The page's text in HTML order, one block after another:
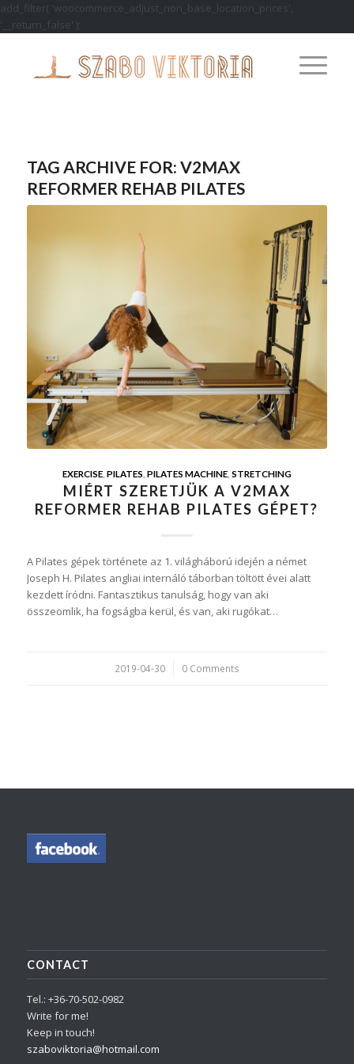
add_filter( 'woocommerce_adjust_non_base_location_prices',
'__return_false' );
TAG ARCHIVE FOR: V2MAX
REFORMER REHAB PILATES
EXERCISE, PILATES, PILATES MACHINE, STRETCHING
MIÉRT SZERETJÜK A V2MAX
REFORMER REHAB PILATES GÉPET?
A Pilates gépek története az 1. világháború idején a német
Joseph H. Pilates angliai internáló táborban töltött évei alatt
kezdett íródni. Fantasztikus tanulság, hogy van aki
összeomlik, ha fogságba kerül, és van, aki rugókat…
2019-04-30
/ 0 Comments
CONTACT
Tel.: +36-70-502-0982
Write for me!
Keep in touch!
szaboviktoria@hotmail.com